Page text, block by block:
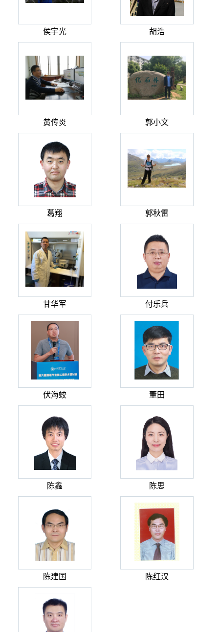
侯宇光 胡浩
黄传炎 郭小文
葛翔 郭秋雷
甘华军 付乐兵
伏海蛟 董田
陈鑫 陈思
陈建国 陈红汉